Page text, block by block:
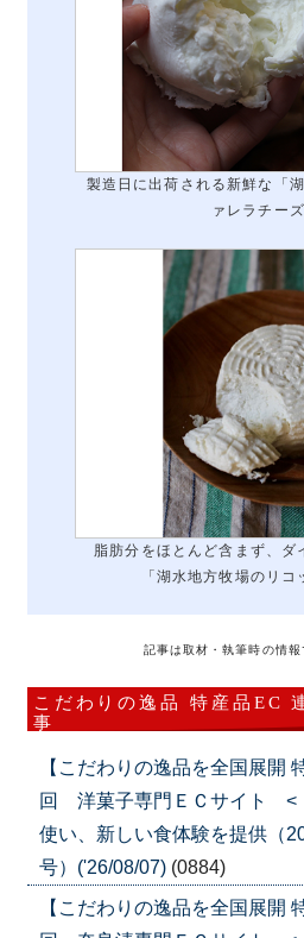
製造日に出荷される新鮮な「
ァレラチーズ
脂肪分をほとんど含まず、ダ
「湖水地方牧場のリコ
記事は取材・執筆時の情報
こだわりの逸品 特産品EC
事
【こだわりの逸品を全国展開
回 洋菓子専門ＥＣサイト <
使い、新しい食体験を提供（
号）('26/08/07) (0884)
【こだわりの逸品を全国展開